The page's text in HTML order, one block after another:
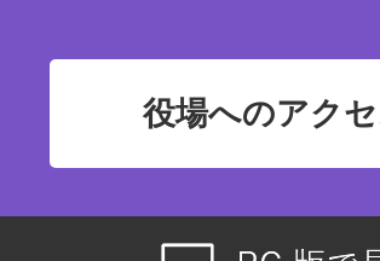
役場へのアク